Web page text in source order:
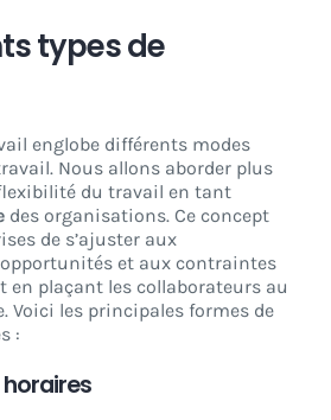
types de
englobe différents modes
Nous allons aborder plus
du travail en tant
des organisations. Ce concept
de s’ajuster aux
et aux contraintes
en plaçant les collaborateurs au
Voici les principales formes de
:
horaires